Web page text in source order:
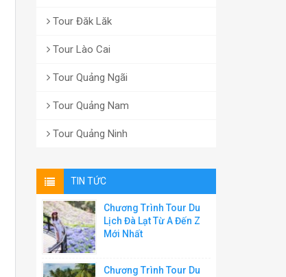
Tour Đăk Lăk
Tour Lào Cai
Tour Quảng Ngãi
Tour Quảng Nam
Tour Quảng Ninh
TIN TỨC
Chương Trình Tour Du
Lịch Đà Lạt Từ A Đến Z
Mới Nhất
Chương Trình Tour Du